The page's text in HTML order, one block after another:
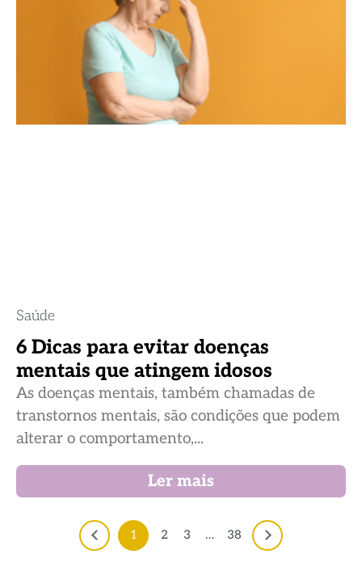
Saúde
6 Dicas para evitar doenças
mentais que atingem idosos
As doenças mentais, também chamadas de
transtornos mentais, são condições que podem
alterar o comportamento,...
Ler mais
1 2 3 … 38